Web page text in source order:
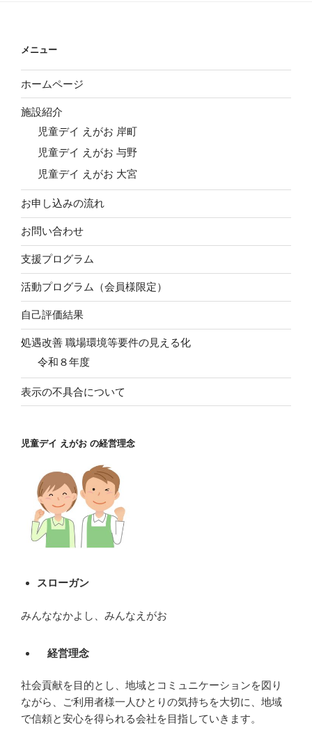
メニュー
ホームページ
施設紹介
児童デイ えがお 岸町
児童デイ えがお 与野
児童デイ えがお 大宮
お申し込みの流れ
お問い合わせ
支援プログラム
活動プログラム（会員様限定）
自己評価結果
処遇改善 職場環境等要件の見える化
令和８年度
表示の不具合について
児童デイ えがお の経営理念
スローガン
みんななかよし、みんなえがお
経営理念
社会貢献を目的とし、地域とコミュニケーションを図り
ながら、ご利用者様一人ひとりの気持ちを大切に、地域
で信頼と安心を得られる会社を目指していきます。